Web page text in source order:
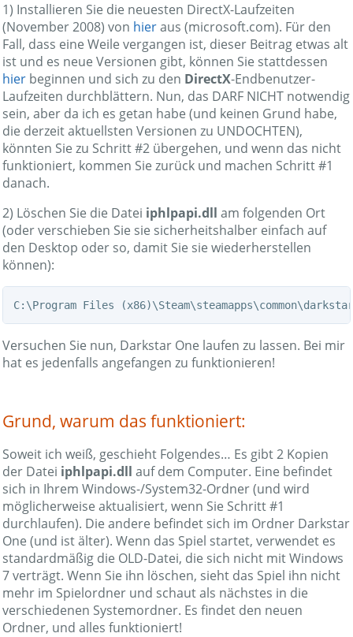
1) Installieren Sie die neuesten DirectX-Laufzeiten
(November 2008) von hieraus (microsoft.com). Für den
Fall, dass eine Weile vergangen ist, dieser Beitrag etwas alt
ist und es neue Versionen gibt, können Sie stattdessen
hier beginnen und sich zu den DirectX-Endbenutzer-
Laufzeiten durchblättern. Nun, das DARF NICHT notwendig
sein, aber da ich es getan habe (und keinen Grund habe,
die derzeit aktuellsten Versionen zu UNDOCHTEN),
könnten Sie zu Schritt #2 übergehen, und wenn das nicht
funktioniert, kommen Sie zurück und machen Schritt #1
danach.
2) Löschen Sie die Datei iphlpapi.dll am folgenden Ort
(oder verschieben Sie sie sicherheitshalber einfach auf
den Desktop oder so, damit Sie sie wiederherstellen
können):
C:\Program Files
Versuchen Sie nun, Darkstar One laufen zu lassen. Bei mir
hat es jedenfalls angefangen zu funktionieren!
Grund, warum das funktioniert:
Soweit ich weiß, geschieht Folgendes… Es gibt 2 Kopien
der Datei iphlpapi.dll auf dem Computer. Eine befindet
sich in Ihrem Windows-/System32-Ordner (und wird
möglicherweise aktualisiert, wenn Sie Schritt #1
durchlaufen). Die andere befindet sich im Ordner Darkstar
One (und ist älter). Wenn das Spiel startet, verwendet es
standardmäßig die OLD-Datei, die sich nicht mit Windows
7 verträgt. Wenn Sie ihn löschen, sieht das Spiel ihn nicht
mehr im Spielordner und schaut als nächstes in die
verschiedenen Systemordner. Es findet den neuen
Ordner, und alles funktioniert!